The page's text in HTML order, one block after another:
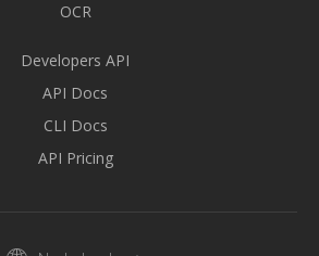
OCR
Developers API
API Docs
CLI Docs
API Pricing